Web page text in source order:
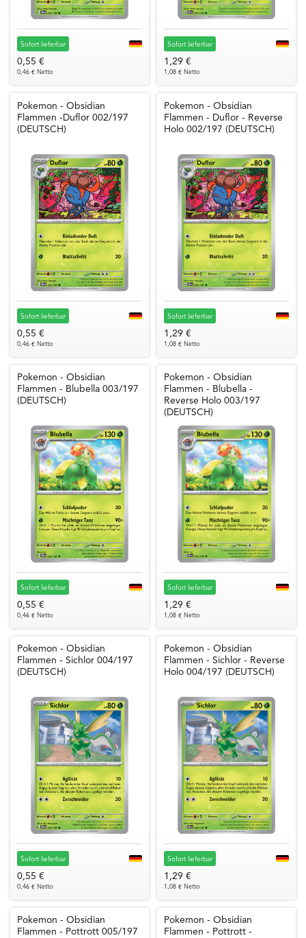
Sofort lieferbar
0,55 €
0,46 € Netto
Sofort lieferbar
1,29 €
1,08 € Netto
Pokemon - Obsidian
Flammen -Duflor 002/197
(DEUTSCH)
Sofort lieferbar
0,55 €
0,46 € Netto
Pokemon - Obsidian
Flammen - Duflor - Reverse
Holo 002/197 (DEUTSCH)
Sofort lieferbar
1,29 €
1,08 € Netto
Pokemon - Obsidian
Flammen - Blubella 003/197
(DEUTSCH)
Sofort lieferbar
0,55 €
0,46 € Netto
Pokemon - Obsidian
Flammen - Blubella -
Reverse Holo 003/197
(DEUTSCH)
Sofort lieferbar
1,29 €
1,08 € Netto
Pokemon - Obsidian
Flammen - Sichlor 004/197
(DEUTSCH)
Sofort lieferbar
0,55 €
0,46 € Netto
Pokemon - Obsidian
Flammen - Sichlor - Reverse
Holo 004/197 (DEUTSCH)
Sofort lieferbar
1,29 €
1,08 € Netto
Pokemon - Obsidian
Flammen - Pottrott 005/197
Pokemon - Obsidian
Flammen - Pottrott -